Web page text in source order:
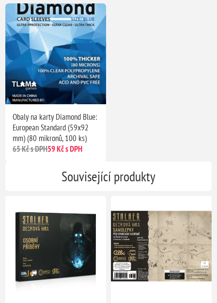
Obaly na karty Diamond Blue:
European Standard (59x92
mm) (80 mikronů, 100 ks)
65 Kč s DPH59 Kč s DPH
Související produkty